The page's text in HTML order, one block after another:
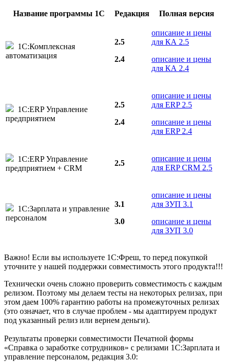
Название программы 1С Редакция Полная версия
1С:Комплексная
автоматизация
2.5
2.4
описание и цены
для КА 2.5
описание и цены
для КА 2.4
1С:ERP Управление
предприятием
2.5
2.4
описание и цены
для ERP 2.5
описание и цены
для ERP 2.4
1С:ERP Управление
предприятием + CRM
2.5
описание и цены
для ERP CRM 2.5
1С:Зарплата и управление
персоналом
3.1
3.0
описание и цены
для ЗУП 3.1
описание и цены
для ЗУП 3.0
Важно! Если вы используете 1С:Фреш, то перед покупкой
уточните у нашей поддержки совместимость этого продукта!!!
Технически очень сложно проверить совместимость с каждым
релизом. Поэтому мы делаем тесты на некоторых релизах, при
этом даем 100% гарантию работы на промежуточных релизах
(это означает, что в случае проблем - мы адаптируем продукт
под указанный релиз или вернем деньги).
Результаты проверки совместимости Печатной формы
«Справка о заработке сотрудников» с релизами 1С:Зарплата и
управление персоналом, редакция 3.0: